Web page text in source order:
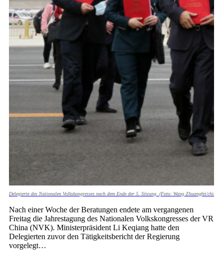
Delegierte des Nationalen Volkskongresses nach dem Ende der 5. Sitzung. (Foto: Wang Zhuangfei/
Nach einer Woche der Beratungen endete am vergangenen
Freitag die Jahrestagung des Nationalen Volkskongresses der VR
China (NVK). Ministerpräsident Li Keqiang hatte den
Delegierten zuvor den Tätigkeitsbericht der Regierung
vorgelegt…